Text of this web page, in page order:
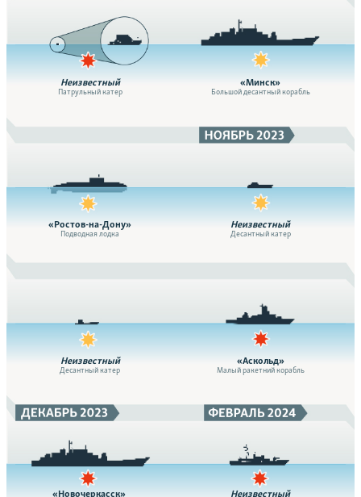
Неизвестный
Патрульный катер
«Минск»
Большой десантный корабль
«Ростов-на-Дону»
Подводная лодка
Неизвестный
Десантный катер
«Аскольд»
Малый ракетний корабль
Неизвестный
Десантный катер
«Новочеркасск» Неизвестный